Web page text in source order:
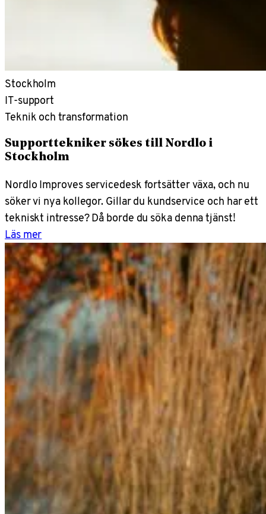
Stockholm
IT-support
Teknik och transformation
Supporttekniker sökes till Nordlo i
Stockholm
Nordlo Improves servicedesk fortsätter växa, och nu
söker vi nya kollegor. Gillar du kundservice och har ett
tekniskt intresse? Då borde du söka denna tjänst!
Läs mer